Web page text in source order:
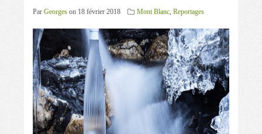
Par Georges on 18 février 2018 Mont Blanc Reportages